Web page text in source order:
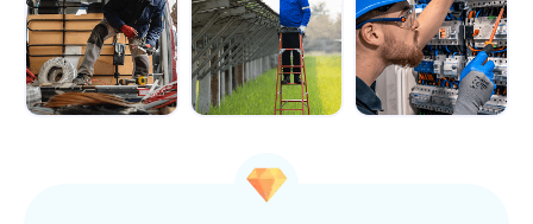
électriqu...
fonctionnement...